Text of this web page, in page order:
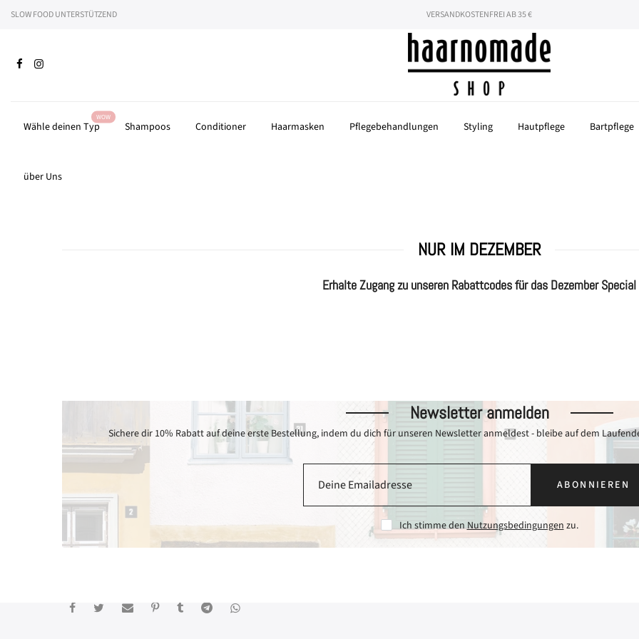
Zum
Wir hören nicht auf! Mit dem Code "SOMMER26" 26% auf deine gesamte
SLOW FOOD UNTERSTÜTZEND VERSANDKOSTENFREI AB 35 €
Wähle deinen Typ
WOW
Shampoos Conditioner Haarmasken Pflegebehandlungen Styling Hautpflege Bartpflege
über Uns
NUR IM DEZEMBER
Erhalte Zugang zu unseren Rabattcodes für das Dezember Special
Newsletter anmelden
Sichere dir 10% Rabatt auf deine erste Bestellung, indem du dich für unseren Newsletter anmeldest - bleibe auf dem
ABONNIEREN
Ich stimme denNutzungsbedingungenzu.
KONTAKT
hello@haarnomade-shop.de
Newsletter anmelden
Sichere dir 5 € Rabatt auf deine erste Bestellung, indem du dich für unseren Newsletter
anmeldest - bleibe auf dem Laufenden über unsere Produkte und exklusive Angebote!
Ich stimme den Nutzungsbedingungen